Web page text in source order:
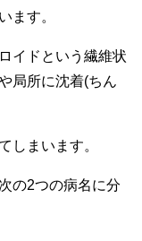
ます。
イドという繊維状
局所に沈着(ちん
しまいます。
の2つの病名に分